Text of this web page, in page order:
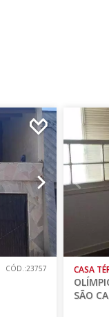
CÓD.:23757 CASA
SÃO